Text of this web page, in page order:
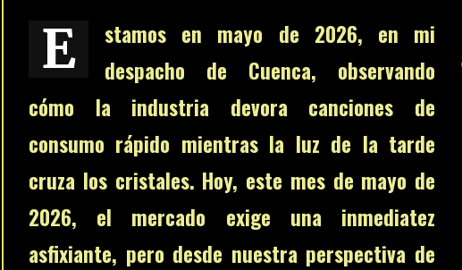
E
stamos en mayo de 2026, en mi
despacho de Cuenca, observando
cómo la industria devora canciones de
consumo rápido mientras la luz de la tarde
cruza los cristales. Hoy, este mes de mayo de
2026, el mercado exige una inmediatez
asfixiante, pero desde nuestra perspectiva de